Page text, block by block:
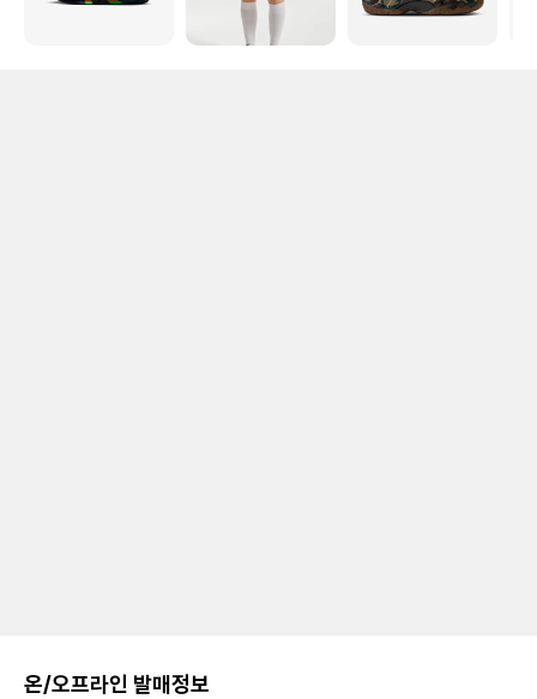
온/오프라인 발매정보